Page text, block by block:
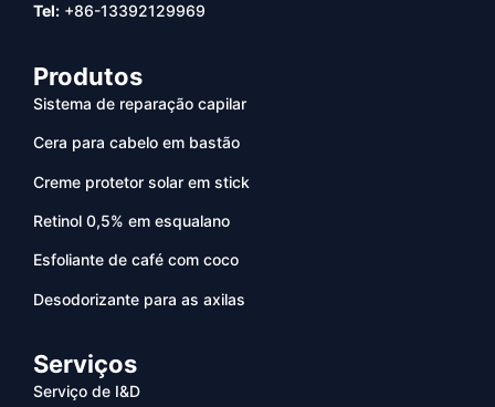
Tel: +86-13392129969
Produtos
Sistema de reparação capilar
Cera para cabelo em bastão
Creme protetor solar em stick
Retinol 0,5% em esqualano
Esfoliante de café com coco
Desodorizante para as axilas
Serviços
Serviço de I&D